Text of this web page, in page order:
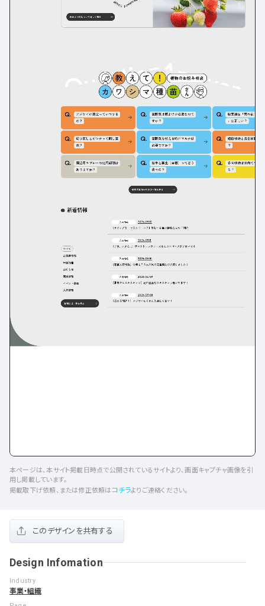
本ページは、本サイト掲載日時点で公開されているサイトより、画面キャプチャ画像を引
用し掲載しています。
掲載取下げ依頼、または修正依頼はコチラよりご連絡ください。
このデザインを共有する
Design Infomation
Industry
事業・組織